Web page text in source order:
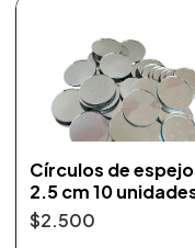
Círculos de
2.5 cm 10
$2.500